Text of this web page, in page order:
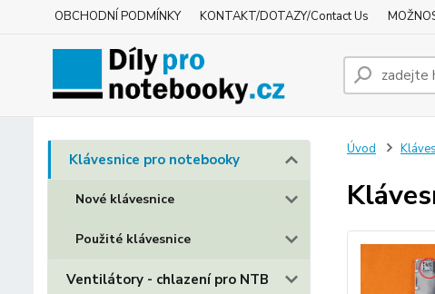
OBCHODNÍ PODMÍNKY KONTAKT/DOTAZY/Contact Us
Klávesnice pro notebooky
Nové klávesnice
Použité klávesnice
Ventilátory - chlazení pro NTB
Úvod